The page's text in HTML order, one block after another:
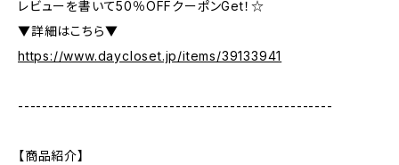
レビューを書いて50％OFFクーポンGet！☆
▼詳細はこちら▼
https://www.daycloset.jp/items/39133941
----------------------------------------------------
【商品紹介】